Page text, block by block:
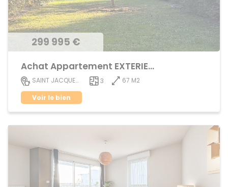
299 995 €
Achat Appartement EXTERIEUR
SAINT JACQUES DE LA LANDE 3
67 M2
Voir le bien